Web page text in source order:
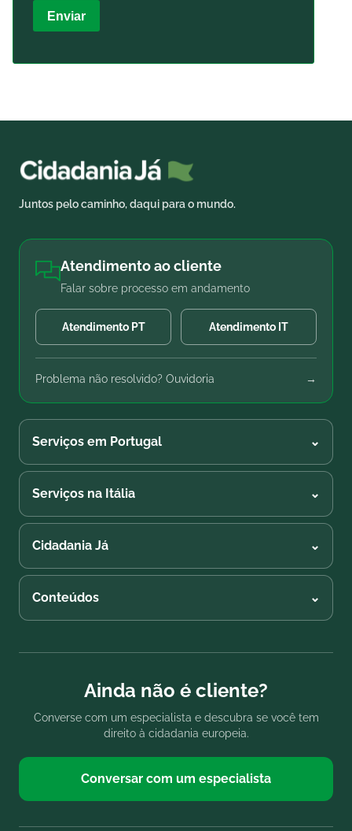
Enviar
Juntos pelo caminho, daqui para o mundo.
Atendimento ao cliente
Falar sobre processo em andamento
Atendimento PT Atendimento IT
Problema não resolvido? Ouvidoria →
Serviços em Portugal ⌄
Serviços na Itália ⌄
Cidadania Já ⌄
Conteúdos ⌄
Ainda não é cliente?
Converse com um especialista e descubra se você tem
direito à cidadania europeia.
Conversar com um especialista